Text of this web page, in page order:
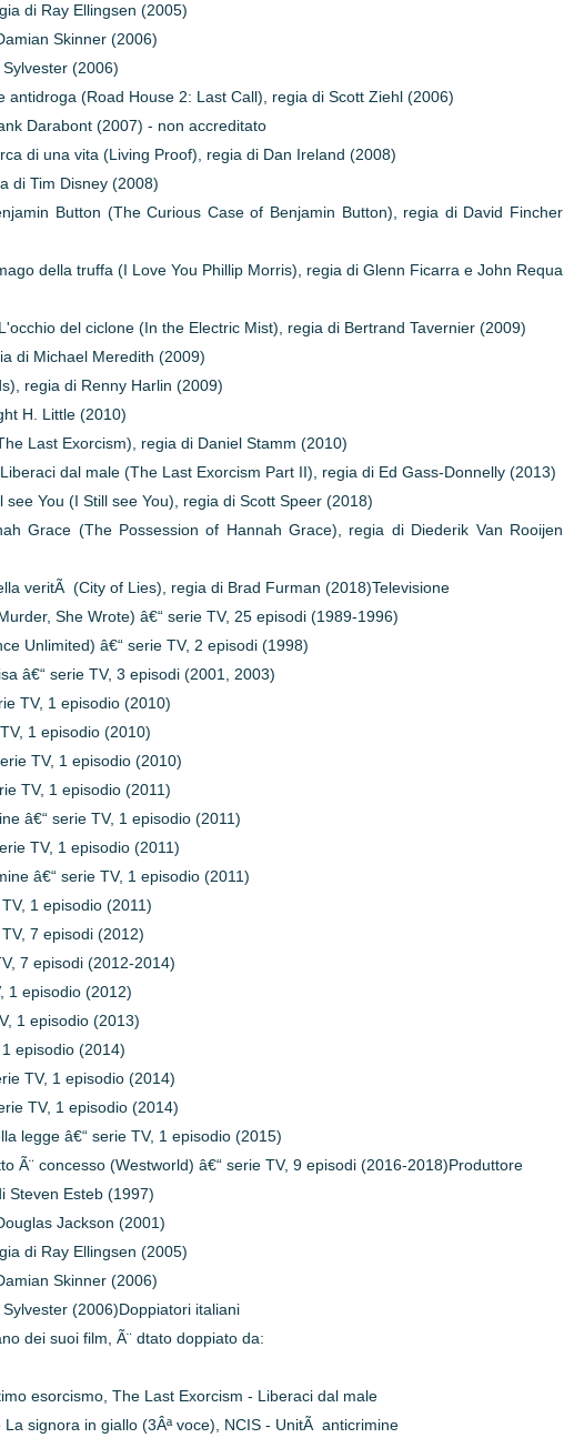
di Ray Ellingsen (2005)
Skinner (2006)
(2006)
antidroga (Road House 2: Last Call), regia di Scott Ziehl (2006)
Darabont (2007) - non accreditato
di una vita (Living Proof), regia di Dan Ireland (2008)
di Tim Disney (2008)
Button (The Curious Case of Benjamin Button), regia di David Fincher
della truffa (I Love You Phillip Morris), regia di Glenn Ficarra e John Requa
del ciclone (In the Electric Mist), regia di Bertrand Tavernier (2009)
di Michael Meredith (2009)
regia di Renny Harlin (2009)
H. Little (2010)
Last Exorcism), regia di Daniel Stamm (2010)
dal male (The Last Exorcism Part II), regia di Ed Gass-Donnelly (2013)
see You (I Still see You), regia di Scott Speer (2018)
Grace (The Possession of Hannah Grace), regia di Diederik Van Rooijen
veritÃ (City of Lies), regia di Brad Furman (2018)Televisione
She Wrote) â€“ serie TV, 25 episodi (1989-1996)
Unlimited) â€“ serie TV, 2 episodi (1998)
â€“ serie TV, 3 episodi (2001, 2003)
TV, 1 episodio (2010)
1 episodio (2010)
TV, 1 episodio (2010)
TV, 1 episodio (2011)
â€“ serie TV, 1 episodio (2011)
TV, 1 episodio (2011)
â€“ serie TV, 1 episodio (2011)
1 episodio (2011)
7 episodi (2012)
7 episodi (2012-2014)
1 episodio (2012)
1 episodio (2013)
episodio (2014)
TV, 1 episodio (2014)
TV, 1 episodio (2014)
legge â€“ serie TV, 1 episodio (2015)
Ã¨ concesso (Westworld) â€“ serie TV, 9 episodi (2016-2018)Produttore
Steven Esteb (1997)
Jackson (2001)
di Ray Ellingsen (2005)
Skinner (2006)
(2006)Doppiatori italiani
dei suoi film, Ã¨ dtato doppiato da:
esorcismo, The Last Exorcism - Liberaci dal male
La signora in giallo (3Âª voce), NCIS - UnitÃ anticrimine